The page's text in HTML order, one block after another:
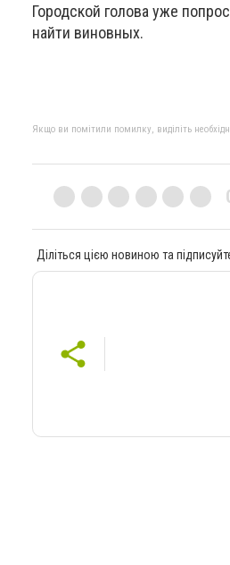
Городской голова уже
найти виновных.
Якщо ви помітили помилку, виділіть
Діліться цією новиною та